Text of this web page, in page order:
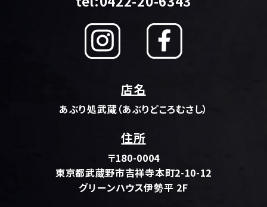
店名
あぶり処武蔵（あぶりどころむさし）
住所
〒180-0004
東京都武蔵野市吉祥寺本町2-10-12
グリーンハウス伊勢平 2F